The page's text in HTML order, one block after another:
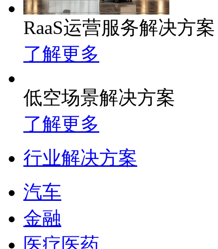
RaaS运营服务解决方案
了解更多
低空场景解决方案
了解更多
行业解决方案
汽车
金融
医疗医药